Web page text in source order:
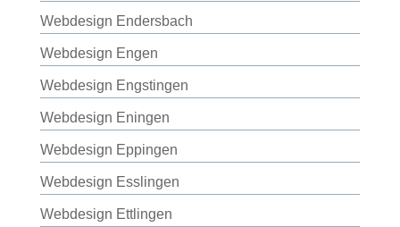
Webdesign Endersbach
Webdesign Engen
Webdesign Engstingen
Webdesign Eningen
Webdesign Eppingen
Webdesign Esslingen
Webdesign Ettlingen